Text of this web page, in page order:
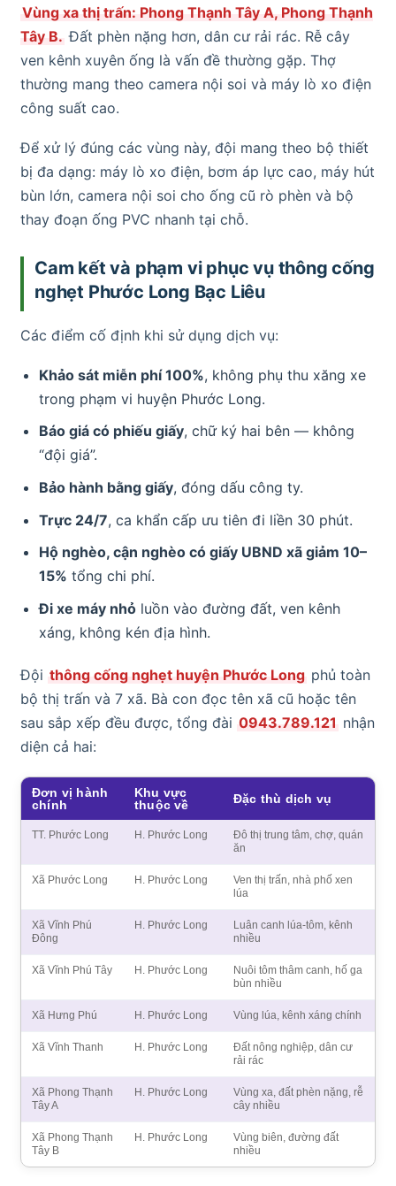
Vùng xa thị trấn: Phong Thạnh Tây A, Phong Thạnh
Tây B. Đất phèn nặng hơn, dân cư rải rác. Rễ cây
ven kênh xuyên ống là vấn đề thường gặp. Thợ
thường mang theo camera nội soi và máy lò xo điện
công suất cao.
Để xử lý đúng các vùng này, đội mang theo bộ thiết
bị đa dạng: máy lò xo điện, bơm áp lực cao, máy hút
bùn lớn, camera nội soi cho ống cũ rò phèn và bộ
thay đoạn ống PVC nhanh tại chỗ.
Cam kết và phạm vi phục vụ thông cống
nghẹt Phước Long Bạc Liêu
Các điểm cố định khi sử dụng dịch vụ:
Khảo sát miễn phí 100%, không phụ thu xăng xe
trong phạm vi huyện Phước Long.
Báo giá có phiếu giấy, chữ ký hai bên — không
“đội giá”.
Bảo hành bằng giấy, đóng dấu công ty.
Trực 24/7, ca khẩn cấp ưu tiên đi liền 30 phút.
Hộ nghèo, cận nghèo có giấy UBND xã giảm 10–
15% tổng chi phí.
Đi xe máy nhỏluồn vào đường đất, ven kênh
xáng, không kén địa hình.
Đội thông cống nghẹt huyện Phước Long phủ toàn
bộ thị trấn và 7 xã. Bà con đọc tên xã cũ hoặc tên
sau sắp xếp đều được, tổng đài 0943.789.121 nhận
diện cả hai:
Đơn vị hành
chính
Khu vực
thuộc về
Đặc thù dịch vụ
TT. Phước Long H. Phước Long
Đô thị trung tâm, chợ, quán
ăn
Xã Phước Long H. Phước Long
Ven thị trấn, nhà phố xen
lúa
Xã Vĩnh Phú
Đông
H. Phước Long
Luân canh lúa-tôm, kênh
nhiều
Xã Vĩnh Phú Tây H. Phước Long
Nuôi tôm thâm canh, hố ga
bùn nhiều
Xã Hưng Phú H. Phước Long Vùng lúa, kênh xáng chính
Xã Vĩnh Thanh H. Phước Long
Đất nông nghiệp, dân cư
rải rác
Xã Phong Thạnh
Tây A
H. Phước Long
Vùng xa, đất phèn nặng, rễ
cây nhiều
Xã Phong Thạnh
Tây B
H. Phước Long
Vùng biên, đường đất
nhiều